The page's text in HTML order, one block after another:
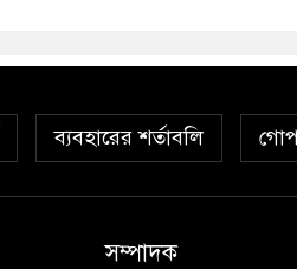
ব্যবহারের শর্তাবলি
সম্পাদক